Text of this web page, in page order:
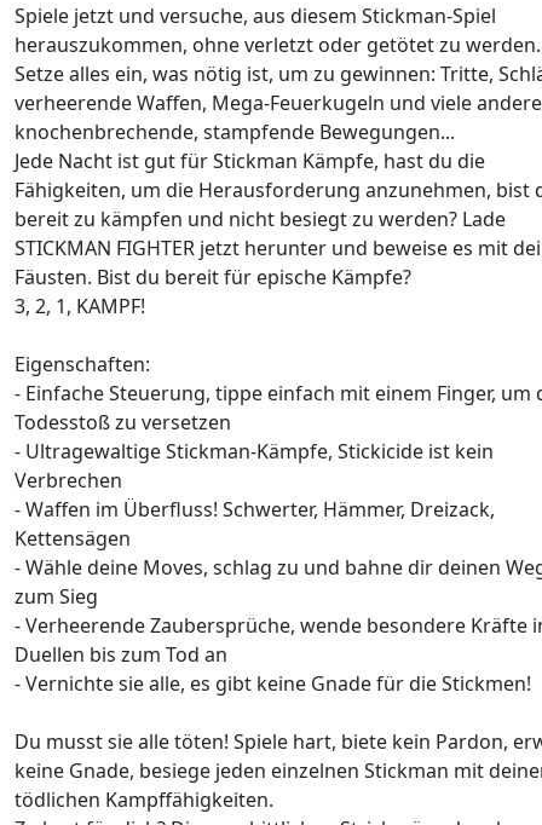
Spiele jetzt und versuche, aus diesem Stickman-Spiel
herauszukommen, ohne verletzt oder getötet zu werden.
Setze alles ein, was nötig ist, um zu gewinnen: Tritte,
verheerende Waffen, Mega-Feuerkugeln und viele andere
knochenbrechende, stampfende Bewegungen...
Jede Nacht ist gut für Stickman Kämpfe, hast du die
Fähigkeiten, um die Herausforderung anzunehmen, bist
bereit zu kämpfen und nicht besiegt zu werden? Lade
STICKMAN FIGHTER jetzt herunter und beweise es mit
Fäusten. Bist du bereit für epische Kämpfe?
3, 2, 1, KAMPF!
Eigenschaften:
- Einfache Steuerung, tippe einfach mit einem Finger, um
Todesstoß zu versetzen
- Ultragewaltige Stickman-Kämpfe, Stickicide ist kein
Verbrechen
- Waffen im Überfluss! Schwerter, Hämmer, Dreizack,
Kettensägen
- Wähle deine Moves, schlag zu und bahne dir deinen
zum Sieg
- Verheerende Zaubersprüche, wende besondere Kräfte
Duellen bis zum Tod an
- Vernichte sie alle, es gibt keine Gnade für die Stickmen!
Du musst sie alle töten! Spiele hart, biete kein Pardon,
keine Gnade, besiege jeden einzelnen Stickman mit
tödlichen Kampffähigkeiten.